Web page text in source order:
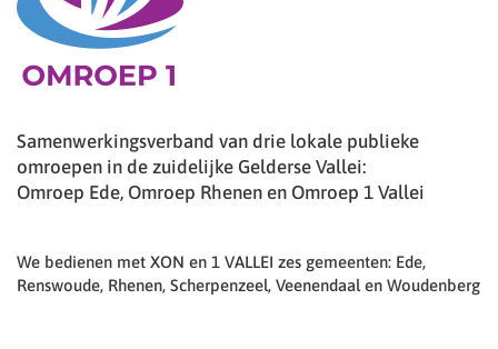
Samenwerkingsverband van drie lokale publieke
omroepen in de zuidelijke Gelderse Vallei:
Omroep Ede, Omroep Rhenen en Omroep 1 Vallei
We bedienen met XON en 1 VALLEI zes gemeenten: Ede,
Renswoude, Rhenen, Scherpenzeel, Veenendaal en Woudenberg